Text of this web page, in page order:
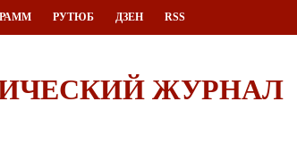
РУТЮБ ДЗЕН RSS
ЖУРНАЛ